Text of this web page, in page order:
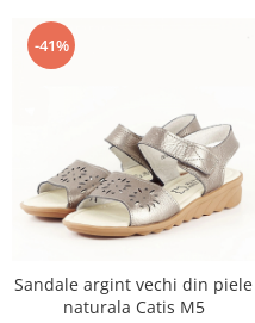
-41%
Sandale argint vechi din piele
naturala Catis M5